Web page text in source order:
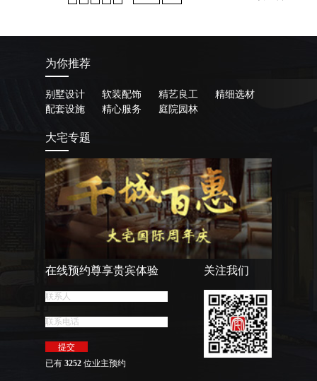
为你推荐
别墅设计 软装配饰 精艺良工
精细选材
配套设施
精心服务 庭院园林
大宅专题
在线预约尊享贵宾体验
已有 3252 位业主预约
关注我们